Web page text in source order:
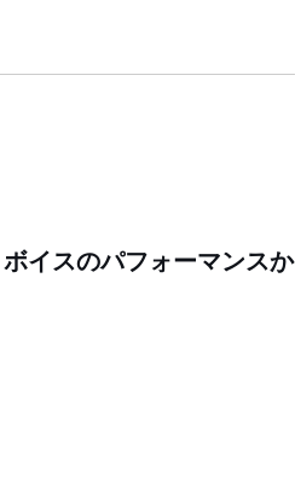
イスのパフォーマンスか